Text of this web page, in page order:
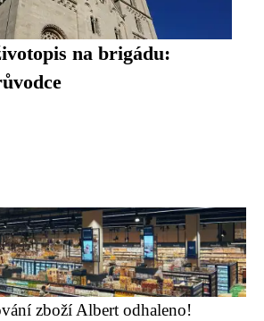
na brigádu:
zboží Albert odhaleno!